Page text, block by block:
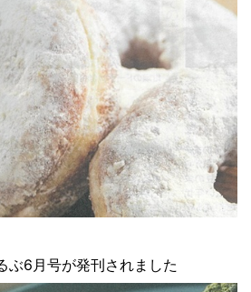
6月号が発刊されました